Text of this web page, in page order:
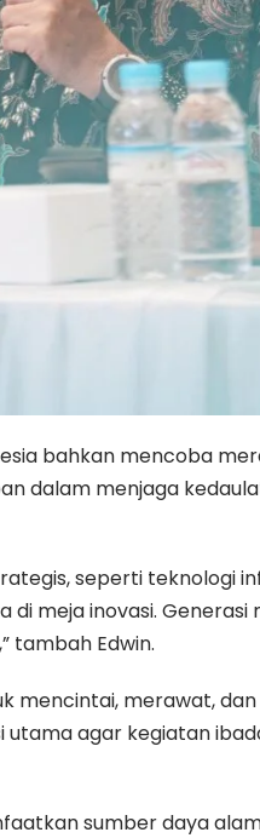
bahkan mencoba
dalam menjaga
seperti teknologi
di meja inovasi.
tambah Edwin.
mencintai, merawat,
utama agar kegiatan
sumber daya